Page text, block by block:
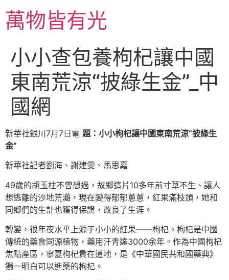
主萬物皆有光
小小查包養枸杞讓中國
東南荒涼“披綠生金”_中
國網
新華社銀川7月7日電 題：小小枸杞讓中國東南荒涼“披綠生
金”
新華社記者劉海、謝建雯、馬思嘉
49歲的胡玉柱不曾想過，故鄉這片10多年前寸草不生、讓人
想逃離的沙地荒灘，現在變得郁郁蔥蔥，紅果滿枝頭，她和
同鄉們的生計也獲得保證，改良了生涯。
轉變，很年夜水平上源于小小的紅果——枸杞。枸杞是中國
傳統的藥食同源植物，藥用汗青達3000余年。作為中國枸杞
焦點產區，寧夏枸杞貴在道地，是《中華國民共和國藥典》
獨一明白可以進藥的枸杞。